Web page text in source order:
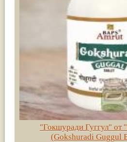
"Гокшуради Гуггул" от
(Gokshuradi Guggul